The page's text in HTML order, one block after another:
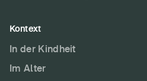
Kontext
In der Kindheit
Im Alter